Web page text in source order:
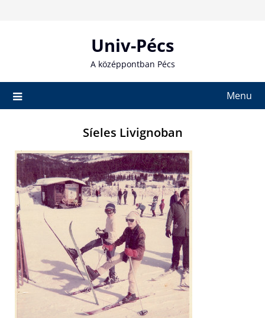
Univ-Pécs
A középpontban Pécs
Menu
Síeles Livignoban